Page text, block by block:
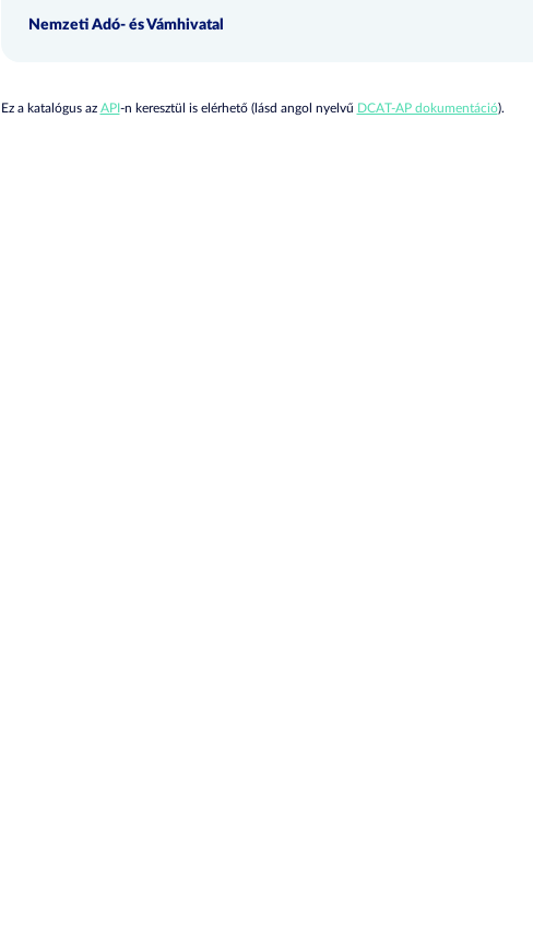
Nemzeti Adó- és Vámhivatal
Ez a katalógus az API-n keresztül is elérhető (lásd angol nyelvű DCAT-AP dokumentáció).